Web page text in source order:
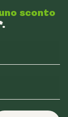
sconto